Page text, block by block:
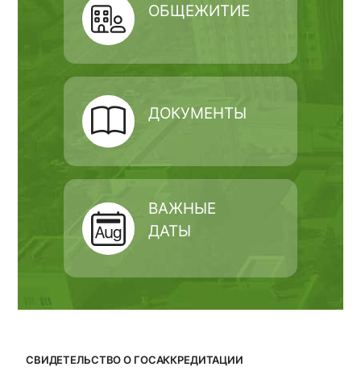
ОБЩЕЖИТИЕ
ДОКУМЕНТЫ
ВАЖНЫЕ
ДАТЫ
СВИДЕТЕЛЬСТВО О ГОСАККРЕДИТАЦИИ